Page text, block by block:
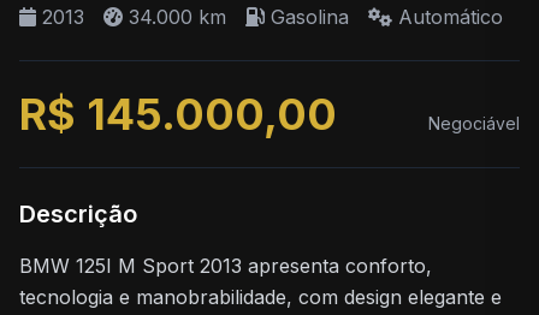
2013 34.000 km Gasolina Automático
R$ 145.000,00 Negociável
Descrição
BMW 125I M Sport 2013 apresenta conforto,
tecnologia e manobrabilidade, com design elegante e